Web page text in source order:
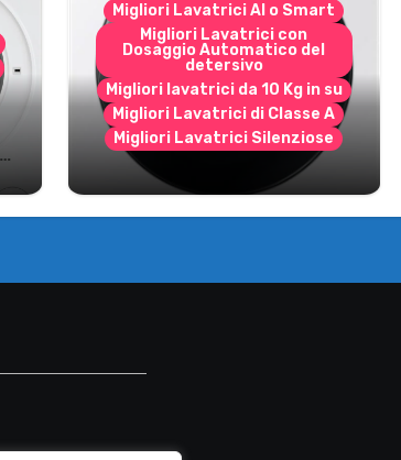
Migliori Lavatrici AI o Smart
Migliori Lavatrici con
Dosaggio Automatico del
detersivo
Migliori lavatrici da 10 Kg in su
Migliori Lavatrici di Classe A
Migliori Lavatrici Silenziose
Recensione Samsung
Bespoke AI